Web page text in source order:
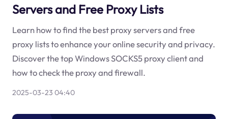
Servers and Free Proxy Lists
Learn how to find the best proxy servers and free
proxy lists to enhance your online security and privacy.
Discover the top Windows SOCKS5 proxy client and
how to check the proxy and firewall.
2025-03-23 04:40